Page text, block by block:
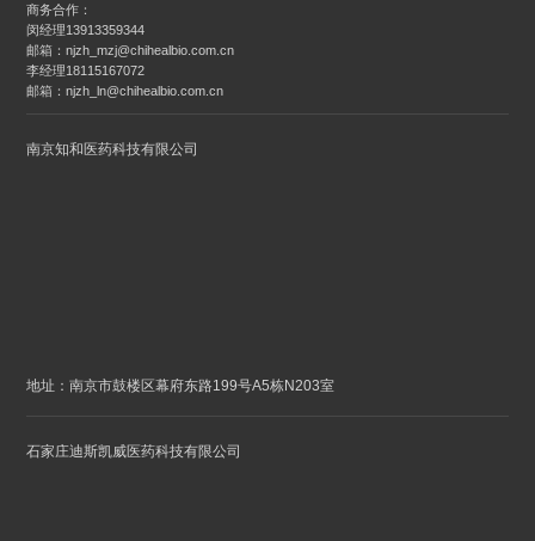
商务合作：
闵经理13913359344
邮箱：njzh_mzj@chihealbio.com.cn
李经理18115167072
邮箱：njzh_ln@chihealbio.com.cn
南京知和医药科技有限公司
地址：南京市鼓楼区幕府东路199号A5栋N203室
石家庄迪斯凯威医药科技有限公司